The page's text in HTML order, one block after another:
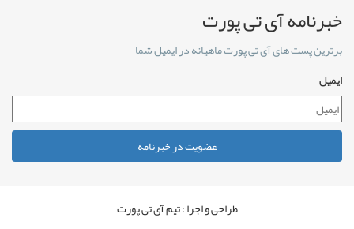
خبرنامه آی تی پورت
برترین پست های آی تی پورت ماهیانه در ایمیل شما
ایمیل
عضویت در خبرنامه
طراحی و اجرا : تیم آی تی پورت